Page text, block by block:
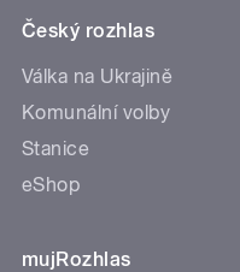
Český rozhlas
Válka na Ukrajině
Komunální volby
Stanice
eShop
mujRozhlas